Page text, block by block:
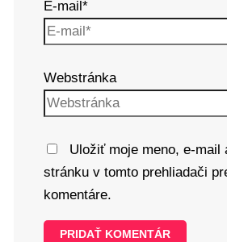
E-mail*
Webstránka
Uložiť moje meno, e-mail
stránku v tomto prehliadači
komentáre.